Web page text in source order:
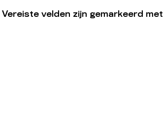
Vereiste velden zijn gemarkeerd met